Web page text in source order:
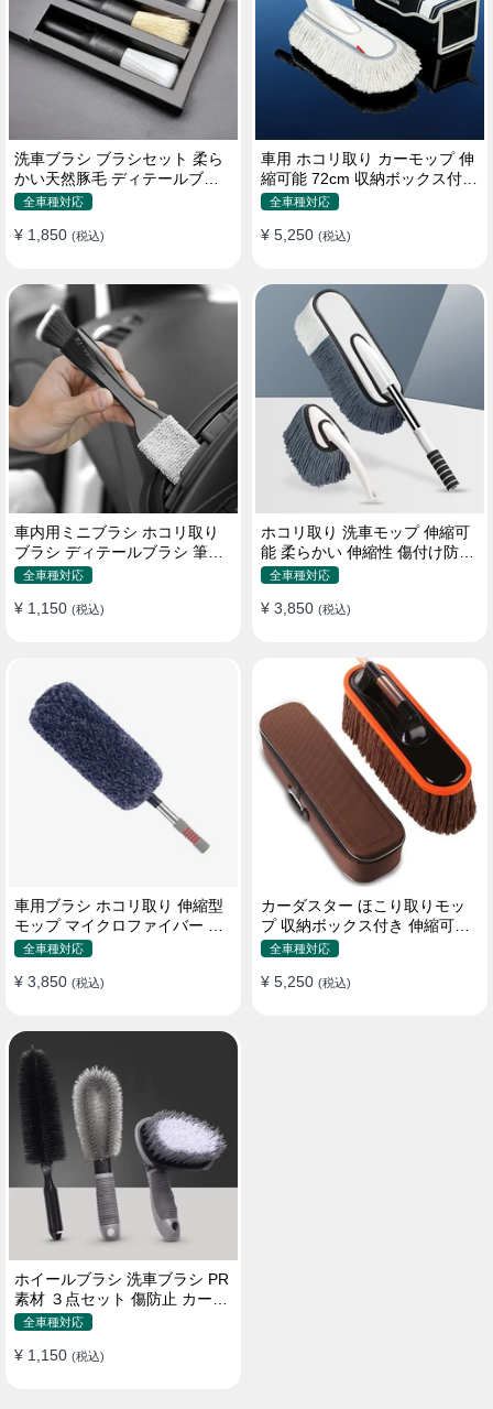
洗車ブラシ ブラシセット 柔ら
かい天然豚毛 ディテールブラ
シ 隙間ブラシ 筆タイプ
全車種対応
¥ 1,850 (税込)
車用 ホコリ取り カーモップ 伸
縮可能 72cm 収納ボックス付き
軽量・コンパクト
全車種対応
¥ 5,250 (税込)
車内用ミニブラシ ホコリ取り
ブラシ ディテールブラシ 筆タ
イプ 車 エアコン吹き出し口
全車種対応
¥ 1,150 (税込)
ホコリ取り 洗車モップ 伸縮可
能 柔らかい 伸縮性 傷付け防止
軽量・コンパクト
全車種対応
¥ 3,850 (税込)
車用ブラシ ホコリ取り 伸縮型
モップ マイクロファイバー 洗
車道具 軽量・コンパクト
全車種対応
¥ 3,850 (税込)
カーダスター ほこり取りモッ
プ 収納ボックス付き 伸縮可能
ワックスブラシ 洗車ブラシ
全車種対応
¥ 5,250 (税込)
ホイールブラシ 洗車ブラシ PR
素材 ３点セット 傷防止 カーウ
ォッシュ プロ仕様
全車種対応
¥ 1,150 (税込)